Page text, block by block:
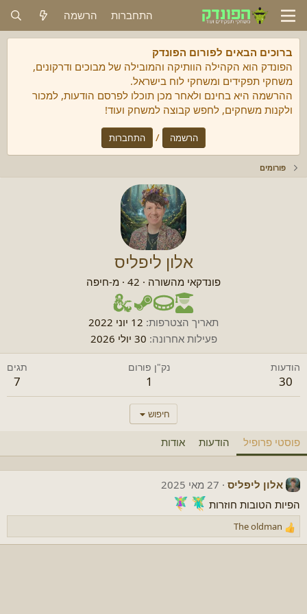
התחברות הרשמה
ברוכים הבאים לפורום הפונדק
הפונדק הוא הקהילה הוותיקה והמובילה של מבוכים ודרקונים,
משחקי תפקידים ומשחקי לוח בישראל.
ההרשמה היא בחינם ולאחר מכן תוכלו לפרסם הודעות, למכור
ולקנות משחקים, לחפש קבוצה למשחק ועוד!
הרשמה / התחברות
פורומים
אלון ליפליס
פונדקאי מהשורה ·
· מ-חיפה
תאריך הצטרפות 12 יוני 2022
פעילות אחרונה 30 יולי 2026
הודעות
30
נק"ן פורום
1
תגים
7
חיפוש
פוסטי פרופיל הודעות אודות
אלון ליפליס
27 מאי 2025
הפיות הטובות חוזרות
ר
ג
The oldman